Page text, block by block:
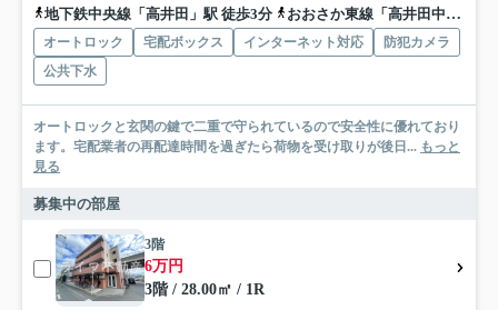
地下鉄中央線「高井田」駅 徒歩3分
おおさか東線「高井田中央」駅 徒歩3分
オートロック 宅配ボックス インターネット対応
防犯カメラ
公共下水
オートロックと玄関の鍵で二重で守られているので安全性に優れており
ます。宅配業者の再配達時間を過ぎたら荷物を受け取りが後日... もっと
見る
募集中の部屋
3階
6万円
3階 / 28.00㎡ / 1R